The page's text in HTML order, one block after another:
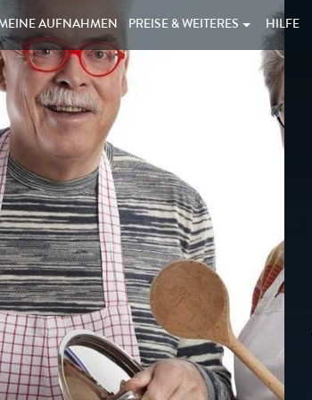
AUFNAHMEN PREISE & WEITERES HILFE